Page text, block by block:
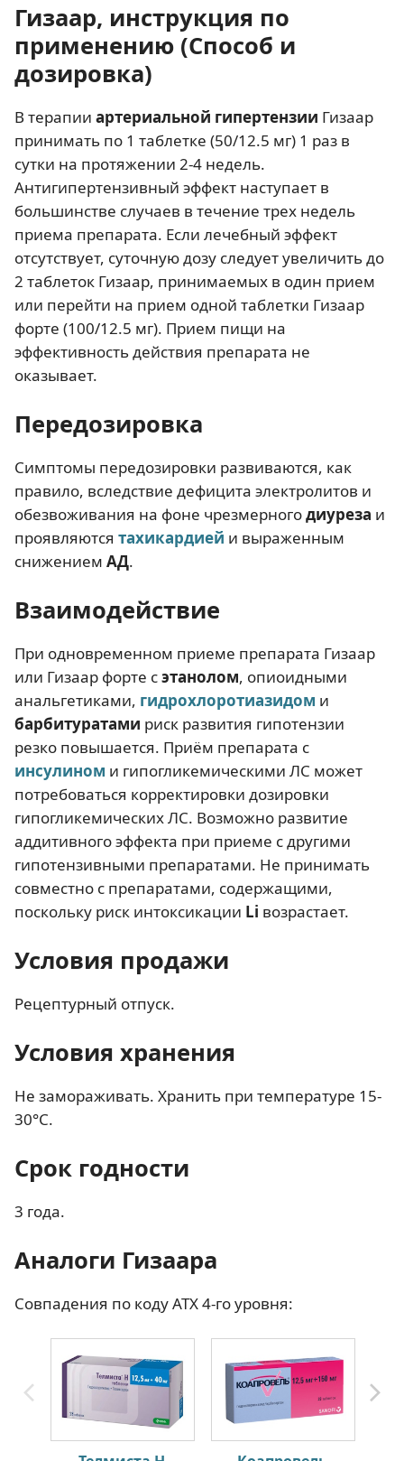
Гизаар, инструкция по
применению (Способ и
дозировка)
В терапии артериальной гипертензии Гизаар
принимать по 1 таблетке (50/12.5 мг) 1 раз в
сутки на протяжении 2-4 недель.
Антигипертензивный эффект наступает в
большинстве случаев в течение трех недель
приема препарата. Если лечебный эффект
отсутствует, суточную дозу следует увеличить до
2 таблеток Гизаар, принимаемых в один прием
или перейти на прием одной таблетки Гизаар
форте (100/12.5 мг). Прием пищи на
эффективность действия препарата не
оказывает.
Передозировка
Симптомы передозировки развиваются, как
правило, вследствие дефицита электролитов и
обезвоживания на фоне чрезмерногодиуреза и
проявляются тахикардией и выраженным
снижением АД.
Взаимодействие
При одновременном приеме препарата Гизаар
или Гизаар форте сэтанолом, опиоидными
анальгетиками, гидрохлоротиазидом и
барбитуратами риск развития гипотензии
резко повышается. Приём препарата с
инсулином и гипогликемическими ЛС может
потребоваться корректировки дозировки
гипогликемических ЛС. Возможно развитие
аддитивного эффекта при приеме с другими
гипотензивными препаратами. Не принимать
совместно с препаратами, содержащими,
поскольку риск интоксикации Li возрастает.
Условия продажи
Рецептурный отпуск.
Условия хранения
Не замораживать. Хранить при температуре 15-
30°С.
Срок годности
3 года.
Аналоги Гизаара
Совпадения по коду АТХ 4-го уровня: